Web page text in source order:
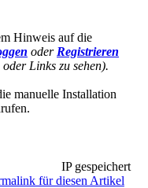
Hinweis auf die
oder Registrieren
Links zu sehen).
manuelle Installation
IP gespeichert
für diesen Artikel